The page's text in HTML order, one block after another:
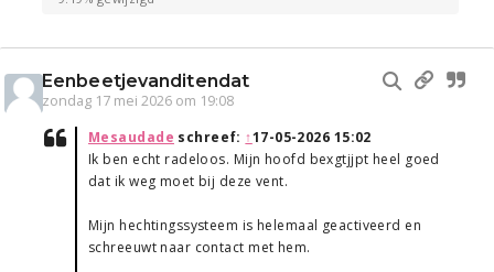
Eenbeetjevanditendat
zondag 17 mei 2026 om 19:08
Mesaudade schreef: ↑17-05-2026 15:02
Ik ben echt radeloos. Mijn hoofd bexgtjjpt heel goed
dat ik weg moet bij deze vent.
Mijn hechtingssysteem is helemaal geactiveerd en
schreeuwt naar contact met hem.